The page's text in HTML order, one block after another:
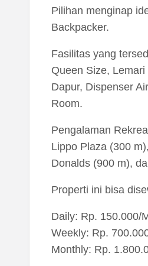
Pilihan menginap
Backpacker.
Fasilitas yang
Queen Size,
Dapur, Dispenser
Room.
Pengalaman
Lippo Plaza (300
Donalds (900 m),
Properti ini bisa
Daily: Rp. 150.000/
Weekly: Rp.
Monthly: Rp.